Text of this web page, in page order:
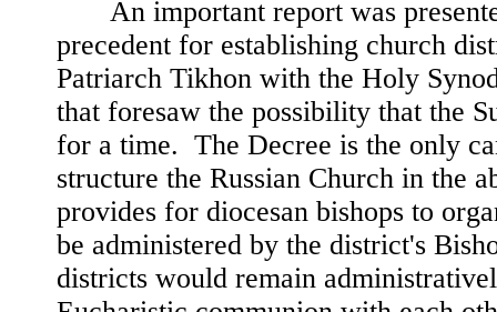
An important report was
precedent for establishing church
Patriarch Tikhon with the Holy
that foresaw the possibility that the
for a time. The Decree is the only
structure the Russian Church in the
provides for diocesan bishops to
be administered by the district's
districts would remain